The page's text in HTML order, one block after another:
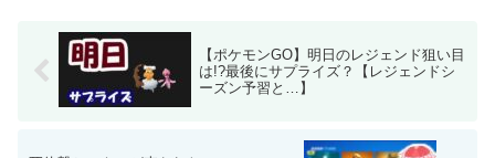
【ポケモンGO】明日のレジェンド狙い目
は!?最後にサプライズ？【レジェンドシ
ーズン予習と…】